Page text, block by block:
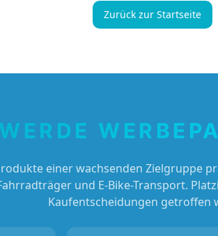
Zurück zur Startseite
WERDE
einer wachsenden Zielgruppe
und E-Bike-Transport.
Kaufentscheidungen getroffen